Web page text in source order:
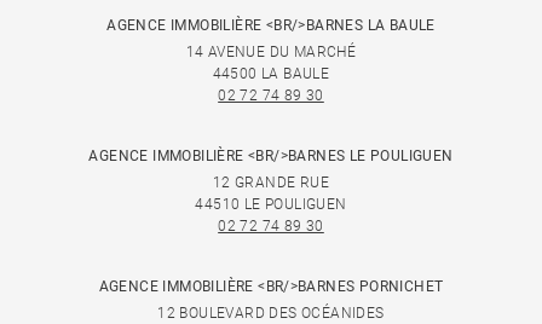
AGENCE IMMOBILIÈRE <BR/>BARNES LA BAULE
14 AVENUE DU MARCHÉ
44500 LA BAULE
02 72 74 89 30
AGENCE IMMOBILIÈRE <BR/>BARNES LE POULIGUEN
12 GRANDE RUE
44510 LE POULIGUEN
02 72 74 89 30
AGENCE IMMOBILIÈRE <BR/>BARNES PORNICHET
12 BOULEVARD DES OCÉANIDES